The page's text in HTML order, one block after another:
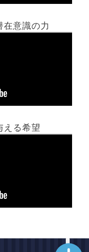
在意識の力
える希望
ホーム
新記事動画